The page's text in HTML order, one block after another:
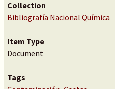
Collection
Bibliografía Nacional Química
Item Type
Document
Tags